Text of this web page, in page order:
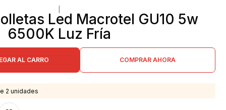
Led Macrotel GU10 5w
6500K Luz Fría
AL CARRO COMPRAR AHORA
2 unidades